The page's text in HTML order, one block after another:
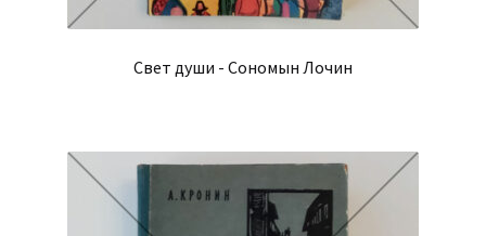
Свет души - Сономын Лочин